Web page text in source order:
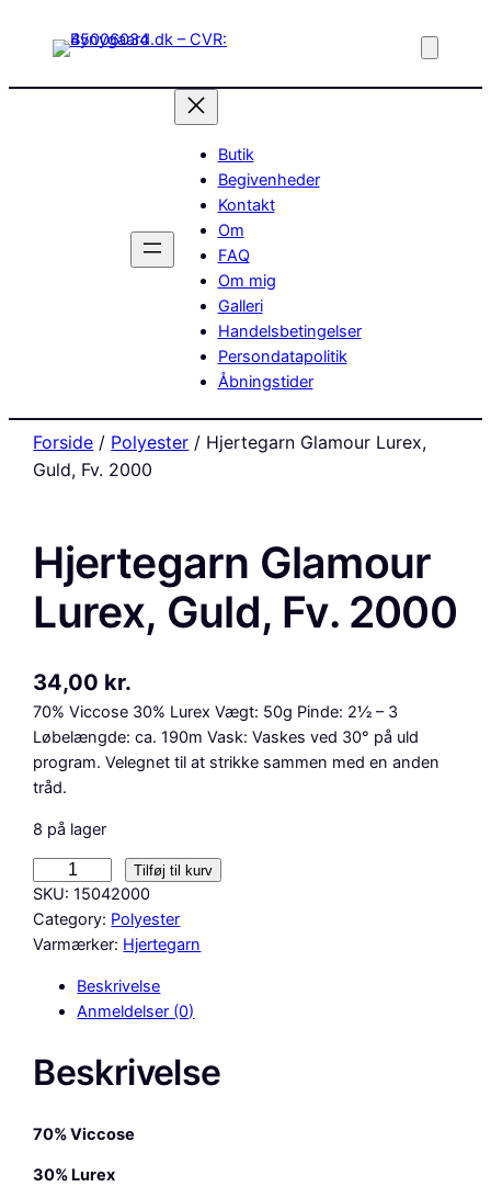
Butik
Begivenheder
Kontakt
Om
FAQ
Om mig
Galleri
Handelsbetingelser
Persondatapolitik
Åbningstider
Forside / Polyester / Hjertegarn Glamour Lurex,
Guld, Fv. 2000
Hjertegarn Glamour
Lurex, Guld, Fv. 2000
34,00 kr.
70% Viccose 30% Lurex Vægt: 50g Pinde: 2½ – 3
Løbelængde: ca. 190m Vask: Vaskes ved 30° på uld
program. Velegnet til at strikke sammen med en anden
tråd.
8 på lager
j
e
r
l
a
Tilføj til kurv
SKU: 15042000
Category: Polyester
Varmærker: Hjertegarn
Beskrivelse
Anmeldelser (0)
Beskrivelse
70% Viccose
30% Lurex